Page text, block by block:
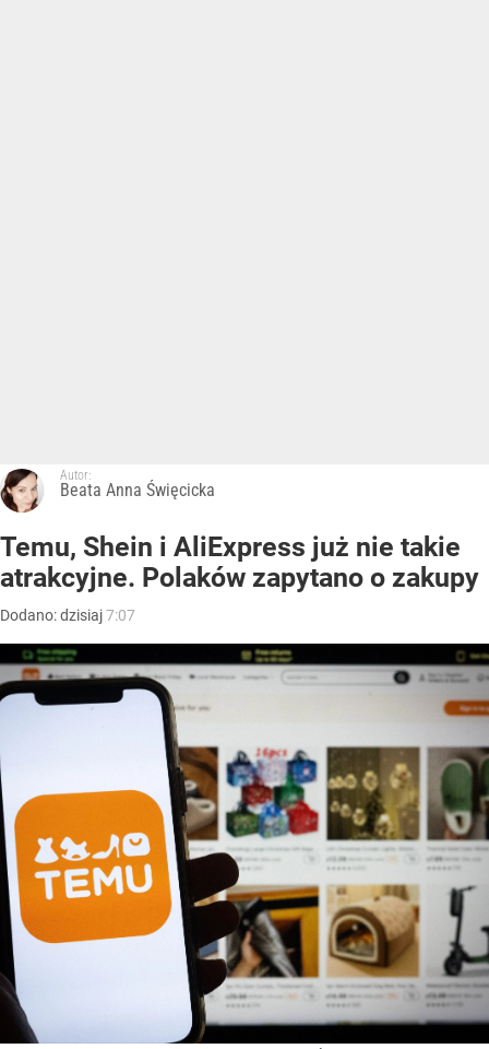
Autor:
Beata Anna Święcicka
Temu, Shein i AliExpress już nie takie
atrakcyjne. Polaków zapytano o zakupy
Dodano:dzisiaj7:07